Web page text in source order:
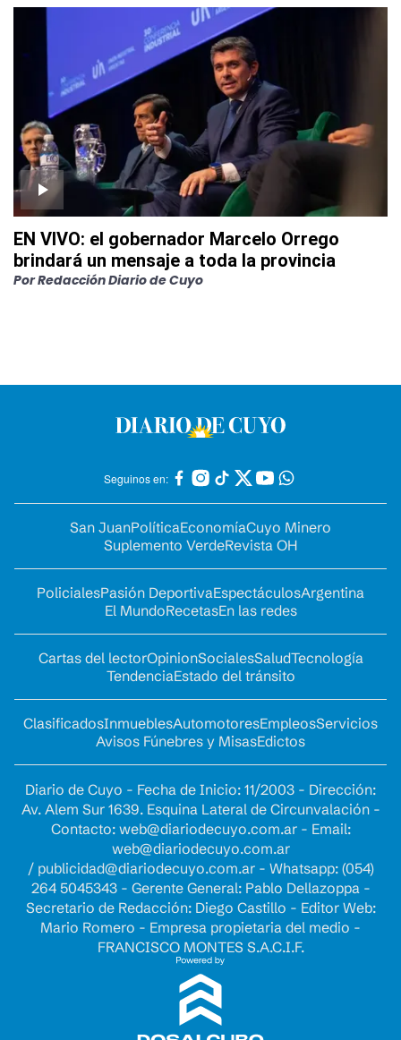
EN VIVO: el gobernador Marcelo Orrego
brindará un mensaje a toda la provincia
PorRedacción Diario de Cuyo
Seguinos en:
San JuanPolíticaEconomíaCuyo Minero
Suplemento VerdeRevista OH
PolicialesPasión DeportivaEspectáculosArgentina
El MundoRecetasEn las redes
Cartas del lectorOpinionSocialesSaludTecnología
TendenciaEstado del tránsito
ClasificadosInmueblesAutomotoresEmpleosServicios
Avisos Fúnebres y MisasEdictos
Diario de Cuyo - Fecha de Inicio: 11/2003 - Dirección:
Av. Alem Sur 1639. Esquina Lateral de Circunvalación -
Contacto: web@diariodecuyo.com.ar- Email:
web@diariodecuyo.com.ar
/ publicidad@diariodecuyo.com.ar- Whatsapp: (054)
264 5045343 - Gerente General: Pablo Dellazoppa -
Secretario de Redacción: Diego Castillo - Editor Web:
Mario Romero - Empresa propietaria del medio -
FRANCISCO MONTES S.A.C.I.F.